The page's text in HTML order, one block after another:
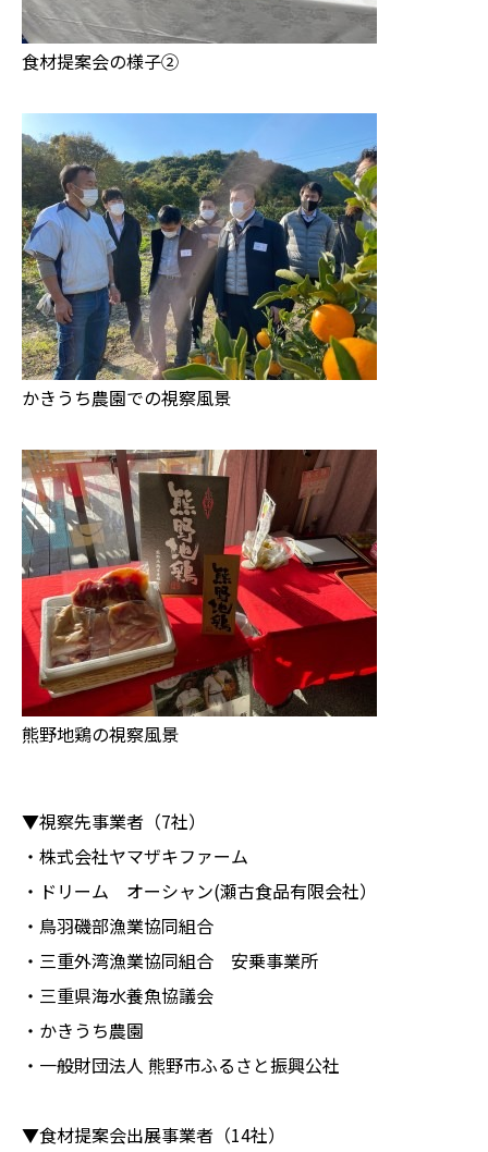
食材提案会の様子②
かきうち農園での視察風景
熊野地鶏の視察風景
▼視察先事業者（7社）
・株式会社ヤマザキファーム
・ドリーム オーシャン(瀬古食品有限会社）
・鳥羽磯部漁業協同組合
・三重外湾漁業協同組合 安乗事業所
・三重県海水養魚協議会
・かきうち農園
・一般財団法人 熊野市ふるさと振興公社
▼食材提案会出展事業者（14社）